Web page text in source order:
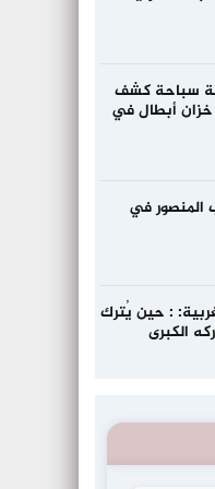
سباحة كشف
أبطال في
في
: حين يُترك
الكبرى